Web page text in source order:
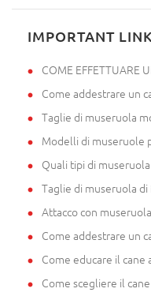
IMPORTANT
COME EFFETTUARE
Come addestrare un
Taglie di museruola
Modelli di museruole
Quali tipi di
Taglie di museruola
Attacco con museruola
Come addestrare un
Come educare il cane
Come scegliere il